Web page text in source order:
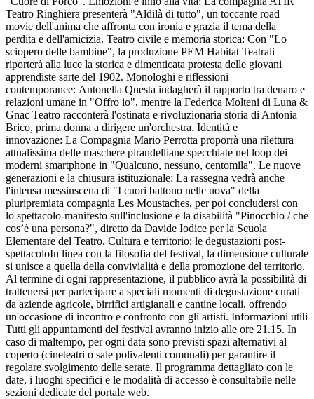
Teatro Ringhiera presenterà "Aldilà di tutto", un toccante road
movie dell'anima che affronta con ironia e grazia il tema della
perdita e dell'amicizia. Teatro civile e memoria storica: Con "Lo
sciopero delle bambine", la produzione PEM Habitat Teatrali
riporterà alla luce la storica e dimenticata protesta delle giovani
apprendiste sarte del 1902. Monologhi e riflessioni
contemporanee: Antonella Questa indagherà il rapporto tra denaro e
relazioni umane in "Offro io", mentre la Federica Molteni di Luna &
Gnac Teatro racconterà l'ostinata e rivoluzionaria storia di Antonia
Brico, prima donna a dirigere un'orchestra. Identità e
innovazione: La Compagnia Mario Perrotta proporrà una rilettura
attualissima delle maschere pirandelliane specchiate nel loop dei
moderni smartphone in "Qualcuno, nessuno, centomila". Le nuove
generazioni e la chiusura istituzionale: La rassegna vedrà anche
l'intensa messinscena di "I cuori battono nelle uova" della
pluripremiata compagnia Les Moustaches, per poi concludersi con
lo spettacolo-manifesto sull'inclusione e la disabilità "Pinocchio / che
cos’è una persona?", diretto da Davide Iodice per la Scuola
Elementare del Teatro. Cultura e territorio: le degustazioni post-
spettacoloIn linea con la filosofia del festival, la dimensione culturale
si unisce a quella della convivialità e della promozione del territorio.
Al termine di ogni rappresentazione, il pubblico avrà la possibilità di
trattenersi per partecipare a speciali momenti di degustazione curati
da aziende agricole, birrifici artigianali e cantine locali, offrendo
un'occasione di incontro e confronto con gli artisti. Informazioni utili
Tutti gli appuntamenti del festival avranno inizio alle ore 21.15. In
caso di maltempo, per ogni data sono previsti spazi alternativi al
coperto (cineteatri o sale polivalenti comunali) per garantire il
regolare svolgimento delle serate. Il programma dettagliato con le
date, i luoghi specifici e le modalità di accesso è consultabile nelle
sezioni dedicate del portale web.